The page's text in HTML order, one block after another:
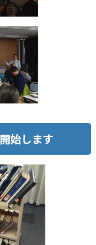
始します